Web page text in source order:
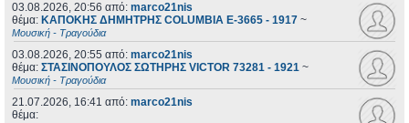
03.08.2026, 20:56 από: marco21nis
θέμα: ΚΑΠΟΚΗΣ ΔΗΜΗΤΡΗΣ COLUMBIA E-3665 - 1917 ~
Μουσική - Τραγούδια
03.08.2026, 20:55 από: marco21nis
θέμα: ΣΤΑΣΙΝΟΠΟΥΛΟΣ ΣΩΤΗΡΗΣ VICTOR 73281 - 1921 ~
Μουσική - Τραγούδια
21.07.2026, 16:41 από: marco21nis
θέμα: